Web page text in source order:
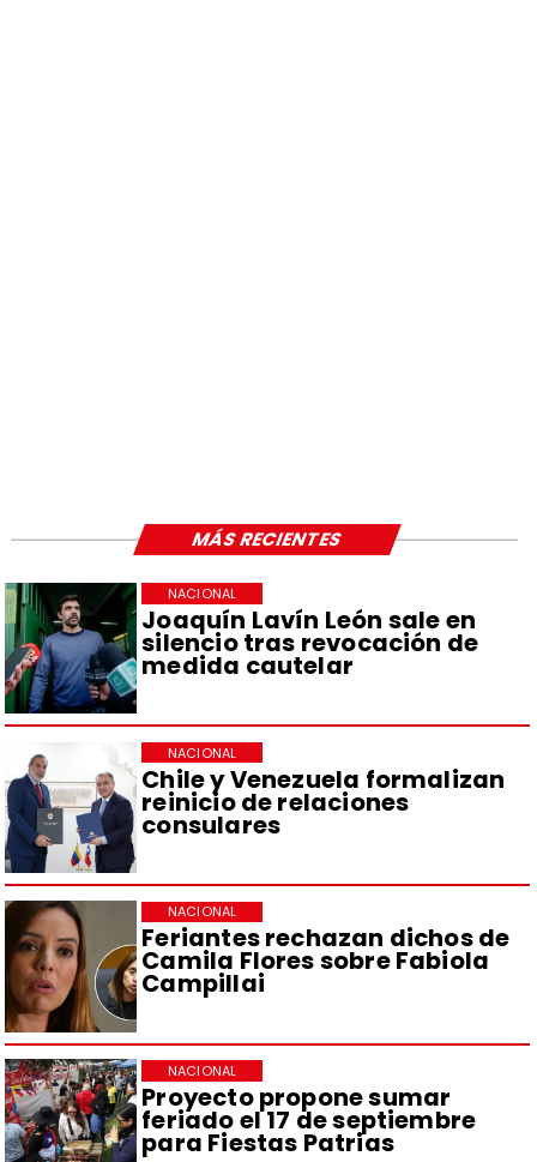
Joaquín Lavín León sale en
silencio tras revocación de
medida cautelar
NACIONAL
Chile y Venezuela formalizan
reinicio de relaciones
consulares
NACIONAL
Feriantes rechazan dichos de
Camila Flores sobre Fabiola
Campillai
NACIONAL
Proyecto propone sumar
feriado el 17 de septiembre
para Fiestas Patrias
NACIONAL
MÁS RECIENTES